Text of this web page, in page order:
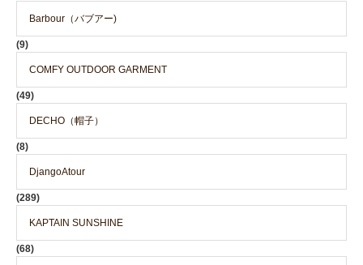
Barbour（バブアー)
(9)
COMFY OUTDOOR GARMENT
(49)
DECHO（帽子）
(8)
DjangoAtour
(289)
KAPTAIN SUNSHINE
(68)